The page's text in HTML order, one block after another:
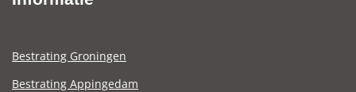
Bestrating Groningen
Bestrating Appingedam